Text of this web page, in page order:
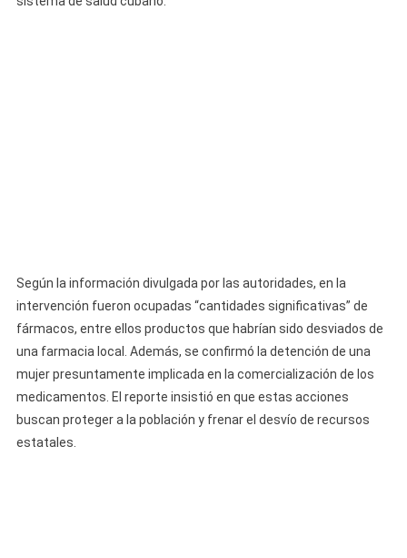
Según la información divulgada por las autoridades, en la
intervención fueron ocupadas “cantidades significativas” de
fármacos, entre ellos productos que habrían sido desviados de
una farmacia local. Además, se confirmó la detención de una
mujer presuntamente implicada en la comercialización de los
medicamentos. El reporte insistió en que estas acciones
buscan proteger a la población y frenar el desvío de recursos
estatales.